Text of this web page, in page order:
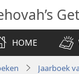
HOME
Jaarboek